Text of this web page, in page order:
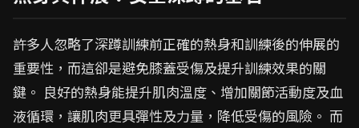
許多人忽略了深蹲訓練前正確的熱身和訓練後的伸展的
重要性，而這卻是避免膝蓋受傷及提升訓練效果的關
鍵。 良好的熱身能提升肌肉溫度、增加關節活動度及血
液循環，讓肌肉更具彈性及力量，降低受傷的風險。 而